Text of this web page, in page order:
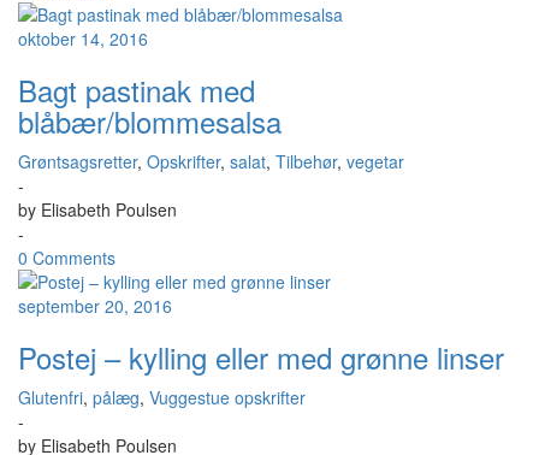
oktober 14, 2016
Bagt pastinak med
blåbær/blommesalsa
Grøntsagsretter, Opskrifter, salat, Tilbehør, vegetar
-
by Elisabeth Poulsen
-
0 Comments
september 20, 2016
Postej – kylling eller med grønne linser
Glutenfri, pålæg, Vuggestue opskrifter
-
by Elisabeth Poulsen